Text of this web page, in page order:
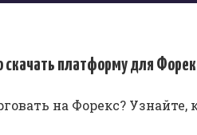
скачать платформу для
на Форекс?